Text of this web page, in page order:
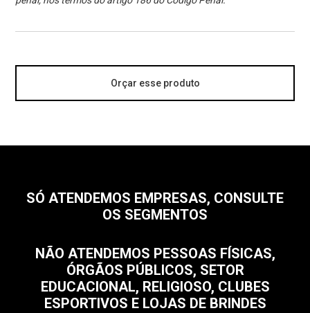
Orçar esse produto
SÓ ATENDEMOS EMPRESAS, CONSULTE
OS SEGMENTOS
NÃO ATENDEMOS PESSOAS FÍSICAS,
ÓRGÃOS PÚBLICOS, SETOR
EDUCACIONAL, RELIGIOSO, CLUBES
ESPORTIVOS E LOJAS DE BRINDES